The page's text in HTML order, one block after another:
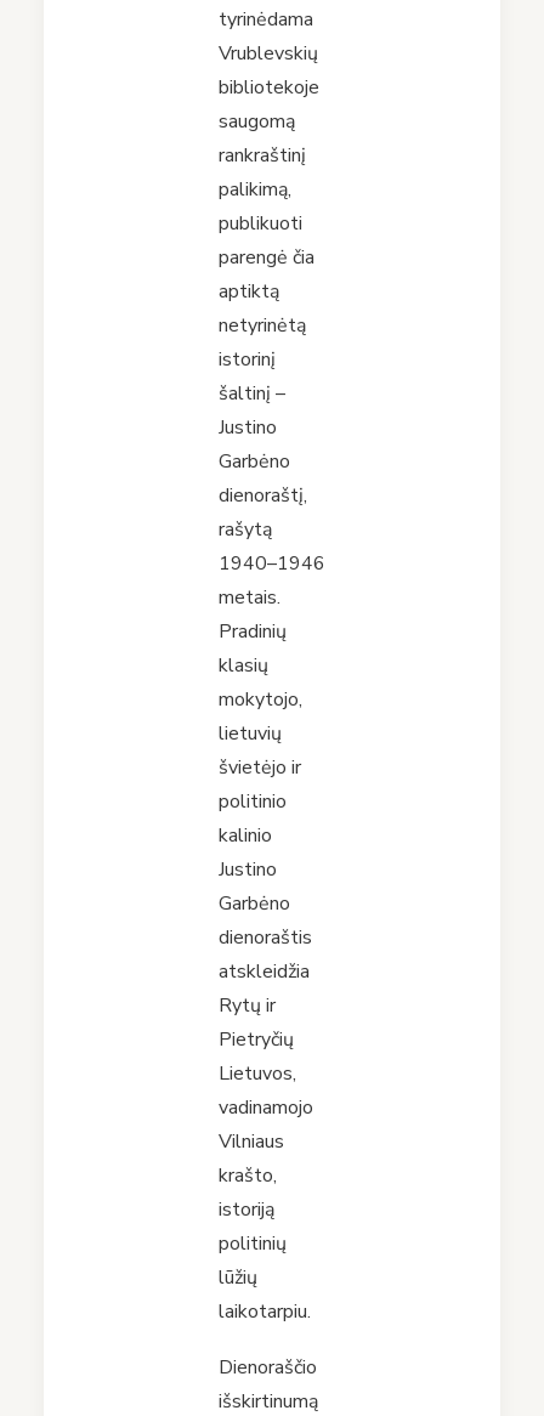
tyrinėdama
Vrublevskių
bibliotekoje
saugomą
rankraštinį
palikimą,
publikuoti
parengė čia
aptiktą
netyrinėtą
istorinį
šaltinį –
Justino
Garbėno
dienoraštį,
rašytą
1940⁠–⁠1946
metais.
Pradinių
klasių
mokytojo,
lietuvių
švietėjo ir
politinio
kalinio
Justino
Garbėno
dienoraštis
atskleidžia
Rytų ir
Pietryčių
Lietuvos,
vadinamojo
Vilniaus
krašto,
istoriją
politinių
lūžių
laikotarpiu.
Dienoraščio
išskirtinumą